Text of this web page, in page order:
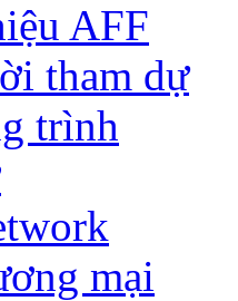
AFF
tham dự
trình
mại